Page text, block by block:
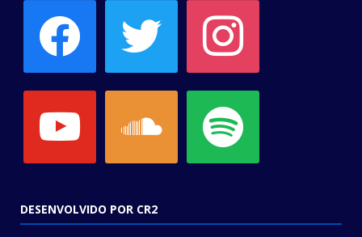
DESENVOLVIDO POR CR2